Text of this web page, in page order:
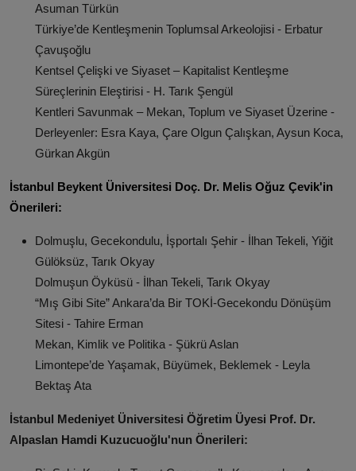
Asuman Türkün
Türkiye’de Kentleşmenin Toplumsal Arkeolojisi - Erbatur
Çavuşoğlu
Kentsel Çelişki ve Siyaset – Kapitalist Kentleşme
Süreçlerinin Eleştirisi - H. Tarık Şengül
Kentleri Savunmak – Mekan, Toplum ve Siyaset Üzerine -
Derleyenler: Esra Kaya, Çare Olgun Çalışkan, Aysun Koca,
Gürkan Akgün
İstanbul Beykent Üniversitesi Doç. Dr. Melis Oğuz Çevik'in
Önerileri:
Dolmuşlu, Gecekondulu, İşportalı Şehir - İlhan Tekeli, Yiğit
Gülöksüz, Tarık Okyay
Dolmuşun Öyküsü - İlhan Tekeli, Tarık Okyay
“Mış Gibi Site” Ankara’da Bir TOKİ-Gecekondu Dönüşüm
Sitesi - Tahire Erman
Mekan, Kimlik ve Politika - Şükrü Aslan
Limontepe’de Yaşamak, Büyümek, Beklemek - Leyla
Bektaş Ata
İstanbul Medeniyet Üniversitesi Öğretim Üyesi Prof. Dr.
Alpaslan Hamdi Kuzucuoğlu'nun Önerileri: